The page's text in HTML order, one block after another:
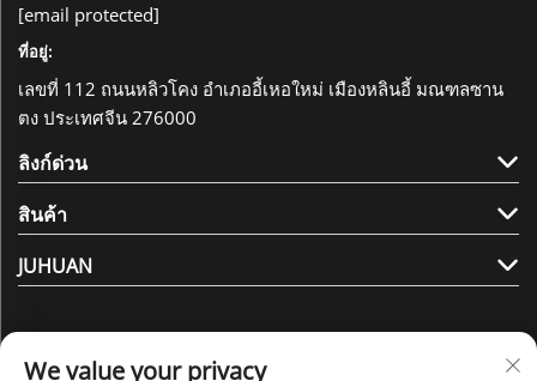
[email protected]
ที่อยู่:
เลขที่ 112 ถนนหลิวโคง อำเภออี้เหอใหม่ เมืองหลินอี้ มณฑลซาน
ตง ประเทศจีน 276000
ลิงก์ด่วน
สินค้า
JUHUAN
We value your privacy